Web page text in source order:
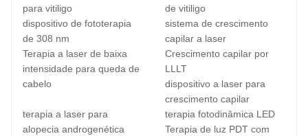
para vitiligo
de vitiligo
dispositivo de fototerapia
de 308 nm
sistema de crescimento
capilar a laser
Terapia a laser de baixa
intensidade para queda de
cabelo
Crescimento capilar por
LLLT
dispositivo a laser para
crescimento capilar
terapia a laser para
alopecia androgenética
terapia fotodinâmica LED
Terapia de luz PDT com